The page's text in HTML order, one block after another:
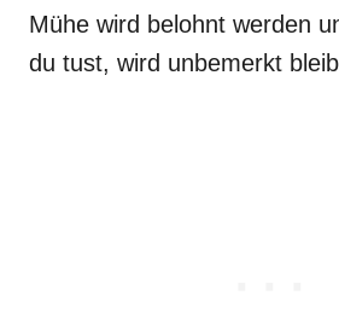
Mühe wird belohnt werden
du tust, wird unbemerkt